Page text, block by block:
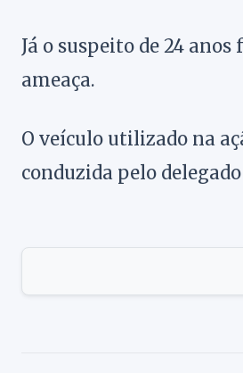
Já o suspeito de 24
ameaça.
O veículo utilizado na
conduzida pelo